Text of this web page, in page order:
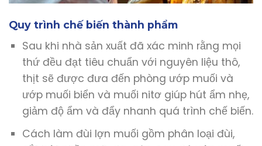
Quy trình chế biến thành phẩm
Sau khi nhà sản xuất đã xác minh rằng mọi
thứ đều đạt tiêu chuẩn với nguyên liệu thô,
thịt sẽ được đưa đến phòng ướp muối và
ướp muối biển và muối nitơ giúp hút ẩm nhẹ,
giảm độ ẩm và đẩy nhanh quá trình chế biến.
Cách làm đùi lợn muối gồm phân loại đùi,